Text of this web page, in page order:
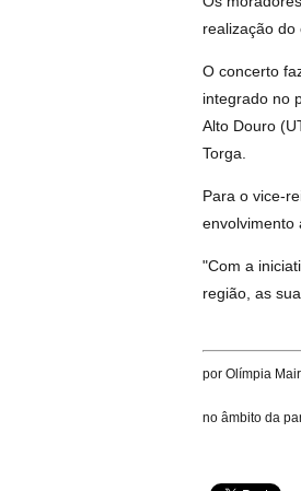
realização do
O concerto
integrado no
Alto Douro
Torga.
Para o vice-
envolvimento
"Com a
região, as
por Olímpia
no âmbito da